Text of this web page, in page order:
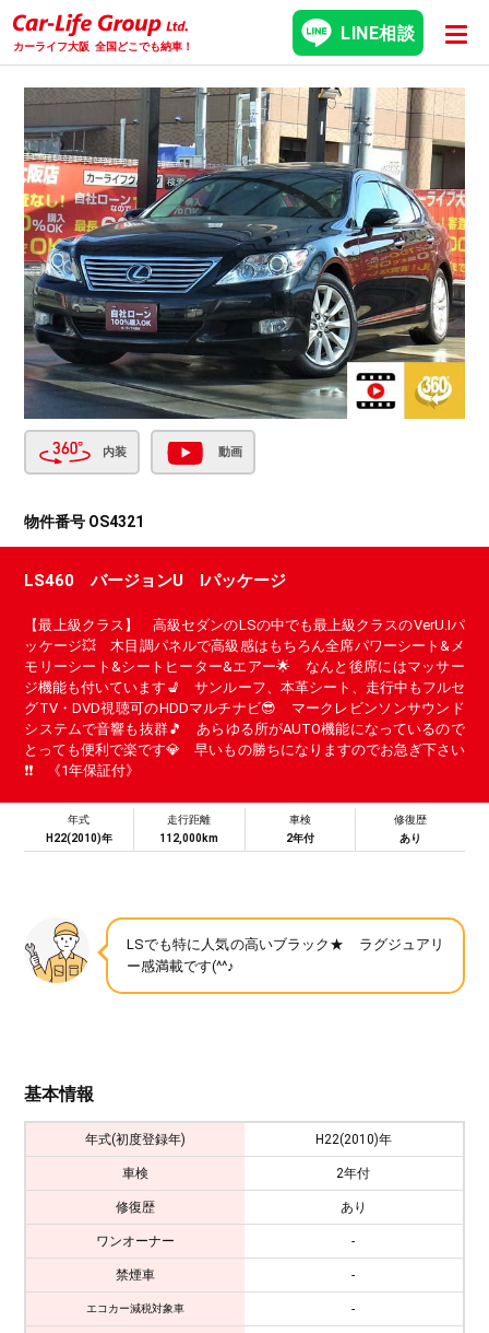
カーライフ大阪 全国どこでも納車！
LINE相談
内装 動画
物件番号 OS4321
LS460 バージョンU Iパッケージ
【最上級クラス】 高級セダンのLSの中でも最上級クラスのVerU.Iパ
ッケージ💥 木目調パネルで高級感はもちろん全席パワーシート&メ
モリーシート&シートヒーター&エアー🌟 なんと後席にはマッサー
ジ機能も付いています💺 サンルーフ、本革シート、走行中もフルセ
グTV・DVD視聴可のHDDマルチナビ😎 マークレビンソンサウンド
システムで音響も抜群🎵 あらゆる所がAUTO機能になっているので
とっても便利で楽です💎 早いもの勝ちになりますのでお急ぎ下さい
❗❗ 《1年保証付》
年式
H22(2010)年
走行距離
112,000km
車検
2年付
修復歴
あり
LSでも特に人気の高いブラック★ ラグジュアリ
ー感満載です(^^♪
基本情報
年式(初度登録年) H22(2010)年
車検 2年付
修復歴 あり
ワンオーナー -
禁煙車 -
エコカー減税対象車 -